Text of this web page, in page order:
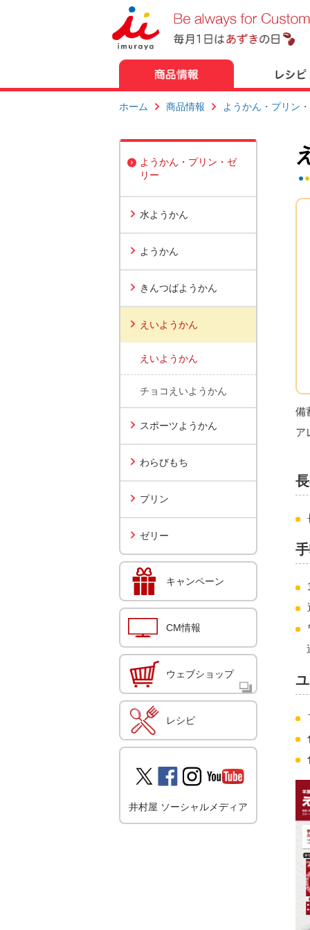
ホーム 商品情報 ようかん・プリン
ようかん・プリン・ゼ
リー
水ようかん
ようかん
きんつばようかん
えいようかん
えいようかん
チョコえいようかん
スポーツようかん
わらびもち
プリン
ゼリー
キャンペーン
CM情報
ウェブショップ
レシピ
井村屋 ソーシャルメディア
備
ア